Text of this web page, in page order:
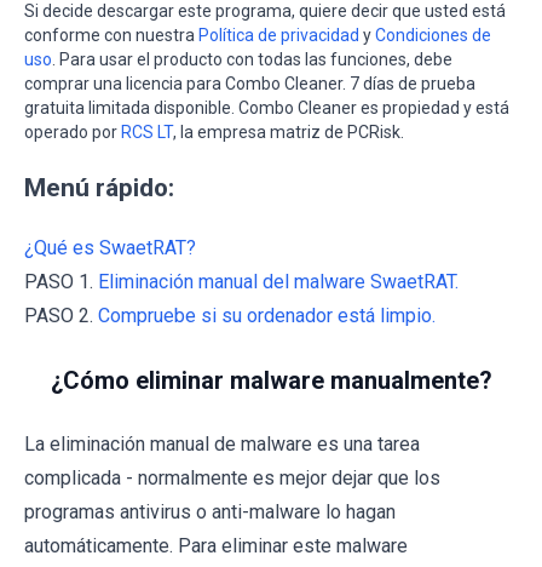
Si decide descargar este programa, quiere decir que usted está
conforme con nuestra Política de privacidad yCondiciones de
uso. Para usar el producto con todas las funciones, debe
comprar una licencia para Combo Cleaner. 7 días de prueba
gratuita limitada disponible. Combo Cleaner es propiedad y está
operado por RCS LT, la empresa matriz de PCRisk.
Menú rápido:
¿Qué es SwaetRAT?
PASO 1. Eliminación manual del malware SwaetRAT.
PASO 2. Compruebe si su ordenador está limpio.
¿Cómo eliminar malware manualmente?
La eliminación manual de malware es una tarea
complicada - normalmente es mejor dejar que los
programas antivirus o anti-malware lo hagan
automáticamente. Para eliminar este malware